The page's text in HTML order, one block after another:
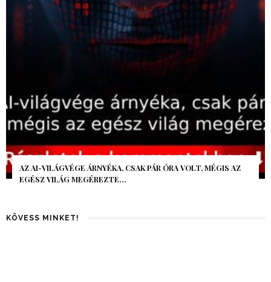
AZ AI-VILÁGVÉGE ÁRNYÉKA, CSAK PÁR ÓRA VOLT, MÉGIS AZ
EGÉSZ VILÁG MEGÉREZTE…
KÖVESS MINKET!